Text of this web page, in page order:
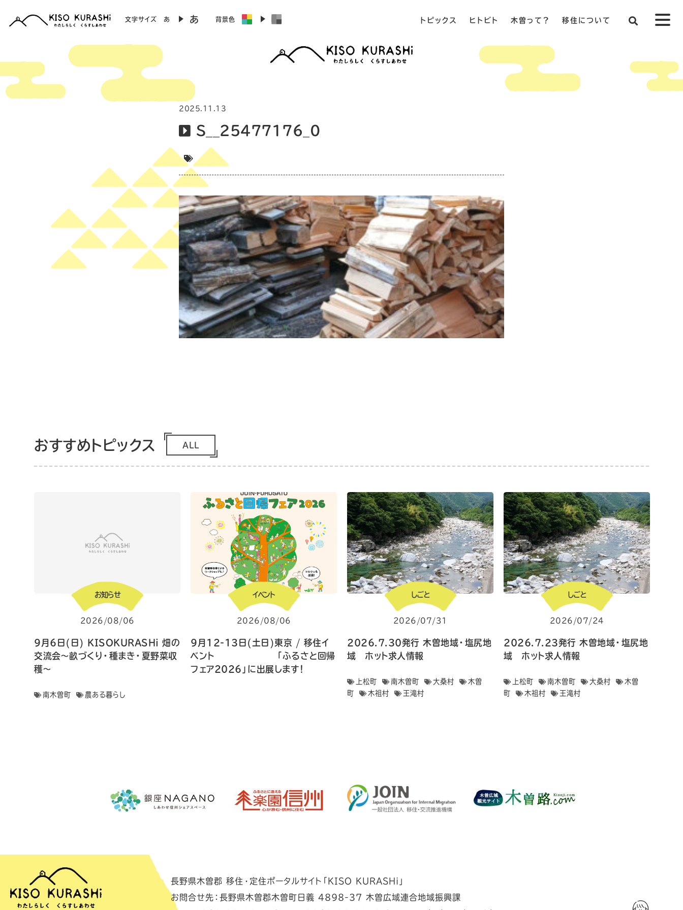
文字サイズ あ あ 背景色 トピックス ヒトビト 木曽って？ 移住について
2025.11.13
S__25477176_0
おすすめトピックス ALL
お知らせ
2026/08/06
9月6日(日) KISOKURASHi 畑の
交流会〜畝づくり・種まき・夏野菜収
穫〜
南木曽町 農ある暮らし
イベント
2026/08/06
9月12-13日(土日)東京 / 移住イ
ベント 「ふるさと回帰
フェア2026」に出展します！
しごと
2026/07/31
2026.7.30発行 木曽地域・塩尻地
域 ホット求人情報
上松町 南木曽町 大桑村
木曽
町
木祖村 王滝村
しごと
2026/07/24
2026.7.23発行 木曽地域・塩尻地
域 ホット求人情報
上松町 南木曽町 大桑村
木曽
町
木祖村 王滝村
長野県木曽郡 移住・定住ポータルサイト「KISO KURASHi」
お問合せ先：長野県木曽郡木曽町日義 4898-37 木曽広域連合地域振興課